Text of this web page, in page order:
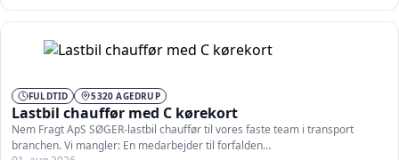
FULDTID 5320 AGEDRUP
Lastbil chauffør med C kørekort
Nem Fragt ApS SØGER-lastbil chauffør til vores faste team i transport
branchen. Vi mangler: En medarbejder til forfalden…